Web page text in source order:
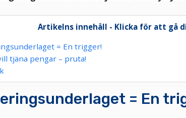
Artikelns innehåll - Klicka för att gå
= En trigger!
tjäna pengar – pruta!
= En